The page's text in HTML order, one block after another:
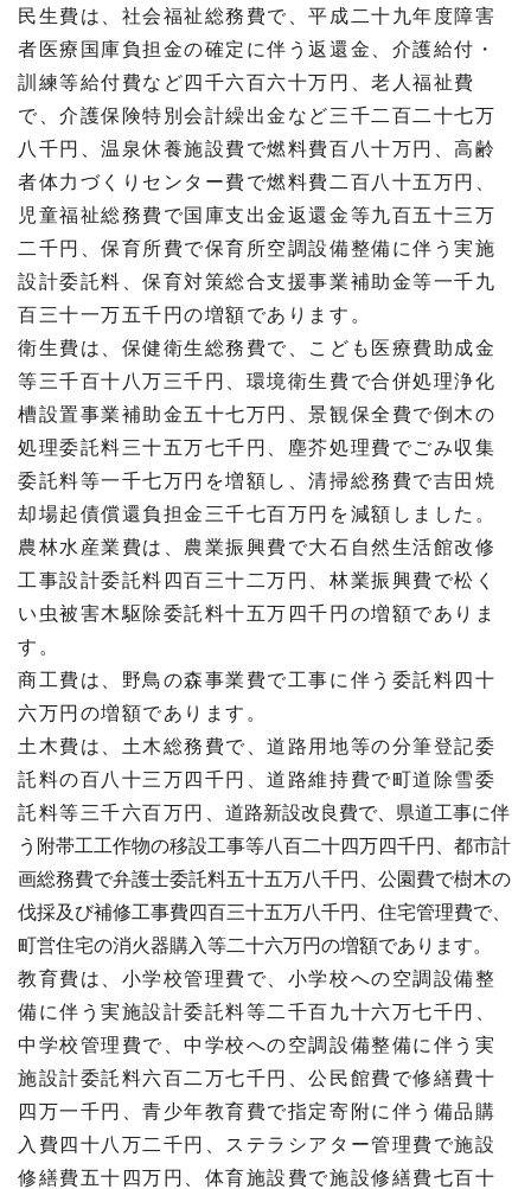
民生費は、社会福祉総務費で、平成二十九年度障害
者医療国庫負担金の確定に伴う返還金、介護給付・
訓練等給付費など四千六百六十万円、老人福祉費
で、介護保険特別会計繰出金など三千二百二十七万
八千円、温泉休養施設費で燃料費百八十万円、高齢
者体力づくりセンター費で燃料費二百八十五万円、
児童福祉総務費で国庫支出金返還金等九百五十三万
二千円、保育所費で保育所空調設備整備に伴う実施
設計委託料、保育対策総合支援事業補助金等一千九
百三十一万五千円の増額であります。
衛生費は、保健衛生総務費で、こども医療費助成金
等三千百十八万三千円、環境衛生費で合併処理浄化
槽設置事業補助金五十七万円、景観保全費で倒木の
処理委託料三十五万七千円、塵芥処理費でごみ収集
委託料等一千七万円を増額し、清掃総務費で吉田焼
却場起債償還負担金三千七百万円を減額しました。
農林水産業費は、農業振興費で大石自然生活館改修
工事設計委託料四百三十二万円、林業振興費で松く
い虫被害木駆除委託料十五万四千円の増額でありま
す。
商工費は、野鳥の森事業費で工事に伴う委託料四十
六万円の増額であります。
土木費は、土木総務費で、道路用地等の分筆登記委
託料の百八十三万四千円、道路維持費で町道除雪委
託料等三千六百万円、道路新設改良費で、県道工事に伴
う附帯工工作物の移設工事等八百二十四万四千円、都市計
画総務費で弁護士委託料五十五万八千円、公園費で樹木の
伐採及び補修工事費四百三十五万八千円、住宅管理費で、
町営住宅の消火器購入等二十六万円の増額であります。
教育費は、小学校管理費で、小学校への空調設備整
備に伴う実施設計委託料等二千百九十六万七千円、
中学校管理費で、中学校への空調設備整備に伴う実
施設計委託料六百二万七千円、公民館費で修繕費十
四万一千円、青少年教育費で指定寄附に伴う備品購
入費四十八万二千円、ステラシアター管理費で施設
修繕費五十四万円、体育施設費で施設修繕費七百十